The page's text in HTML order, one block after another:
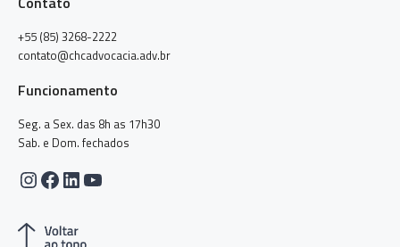
+55 (85) 3268-2222
contato@chcadvocacia.adv.br
Funcionamento
Seg. a Sex. das 8h as 17h30
Sab. e Dom. fechados
Instagram
Facebook
LinkedIn
Youtube